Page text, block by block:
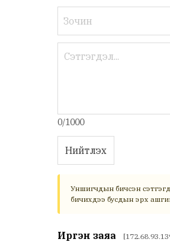
0/1000
Нийтлэх
Уншигчдын бичсэн
бичихдээ бусдын эрх
Иргэн заяа